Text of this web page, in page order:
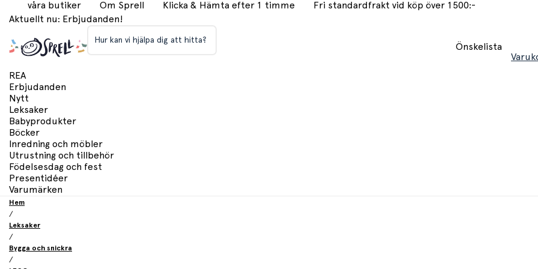
våra butiker Om Sprell Klicka & Hämta efter 1 timme
Fri standardfrakt vid köp över 1500:-
Aktuellt nu: Erbjudanden!
Hur kan vi hjälpa dig att hitta?
Önskelista
REA
Erbjudanden
Nytt
Leksaker
Babyprodukter
Böcker
Inredning och möbler
Utrustning och tillbehör
Födelsesdag och fest
Presentidéer
Varumärken
Hem
/
Leksaker
/
Bygga och snickra
/